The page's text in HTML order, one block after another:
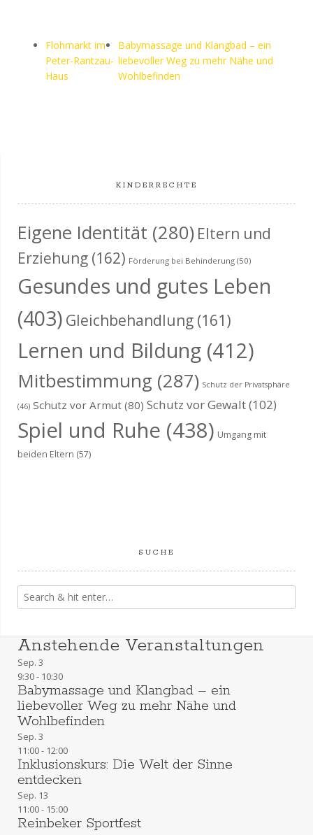
Flohmarkt im
Peter-Rantzau-
Haus
Babymassage und Klangbad – ein
liebevoller Weg zu mehr Nähe und
Wohlbefinden
KINDERRECHTE
Eigene Identität (280) Eltern und
Erziehung (162) Förderung bei Behinderung (50)
Gesundes und gutes Leben
(403) Gleichbehandlung (161)
Lernen und Bildung (412)
Mitbestimmung (287) Schutz der Privatsphäre
(46) Schutz vor Armut (80) Schutz vor Gewalt(102)
Spiel und Ruhe (438) Umgang mit
beiden Eltern (57)
SUCHE
Anstehende Veranstaltungen
Sep. 3
9:30- 10:30
Babymassage und Klangbad – ein
liebevoller Weg zu mehr Nähe und
Wohlbefinden
Sep. 3
11:00- 12:00
Inklusionskurs: Die Welt der Sinne
entdecken
Sep. 13
11:00- 15:00
Reinbeker Sportfest